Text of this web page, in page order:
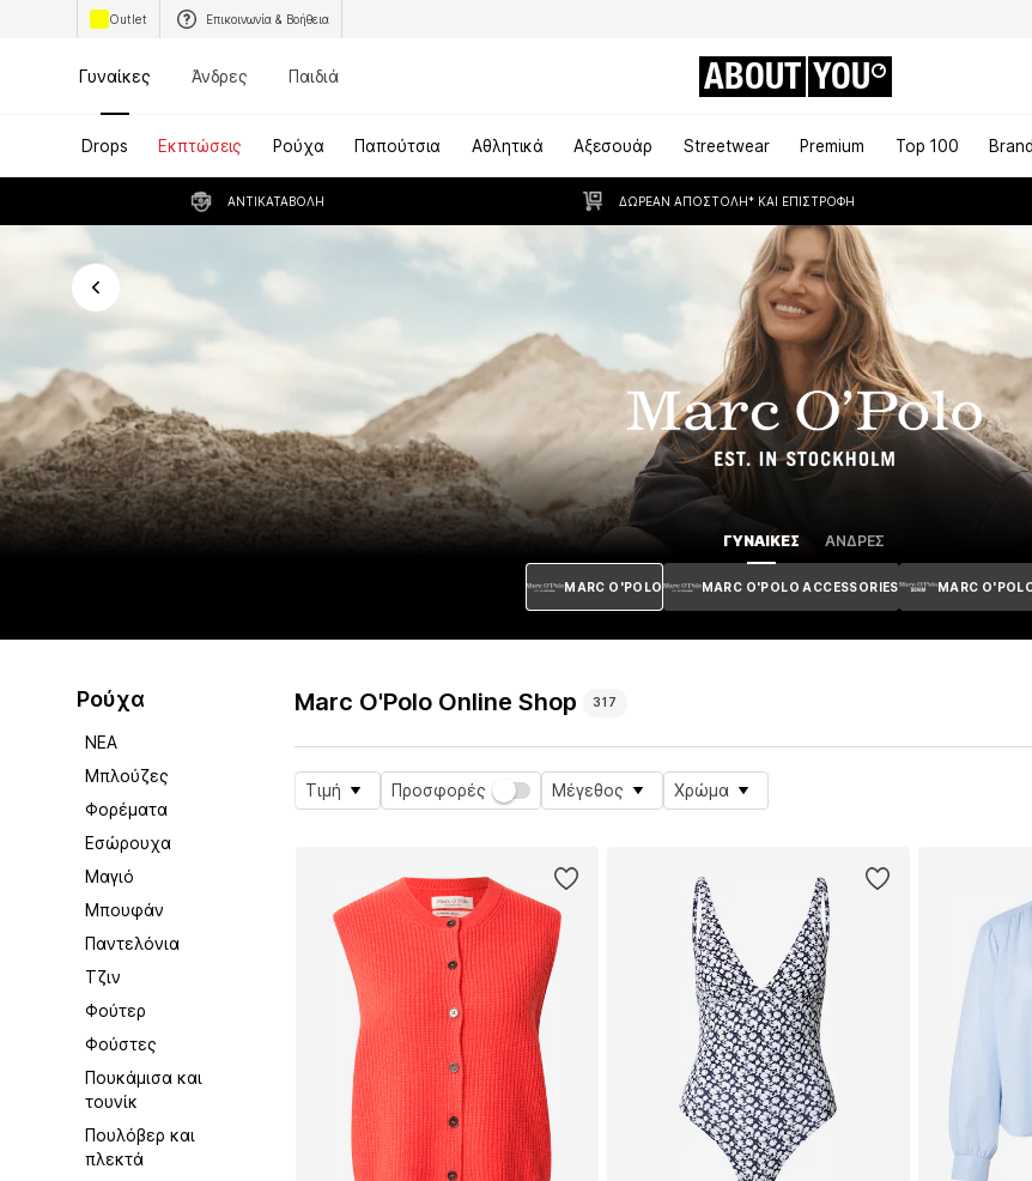
Outlet Επικοινωνία & Βοήθεια
Γυναίκες Άνδρες Παιδιά ABOUT YOU
Drops Εκπτώσεις Ρούχα Παπούτσια Αθλητικά Αξεσουάρ Streetwear Premium Top 100
ΑΝΤΙΚΑΤΑΒΟΛΉ ΔΩΡΕΆΝ ΑΠΟΣΤΟΛΉ* ΚΑΙ ΕΠΙΣΤΡΟΦΉ
ΓΥΝΑΊΚΕΣ ΆΝΔΡΕΣ
MARC O'POLO MARC O'POLO ACCESSORIES MARC
Ρούχα
ΝΕΑ
Μπλούζες
Φορέματα
Εσώρουχα
Μαγιό
Μπουφάν
Παντελόνια
Τζιν
Φούτερ
Φούστες
Πουκάμισα και
τουνίκ
Πουλόβερ και
πλεκτά
Marc O'Polo Online Shop 317
Τιμή Προσφορές Μέγεθος Χρώμα